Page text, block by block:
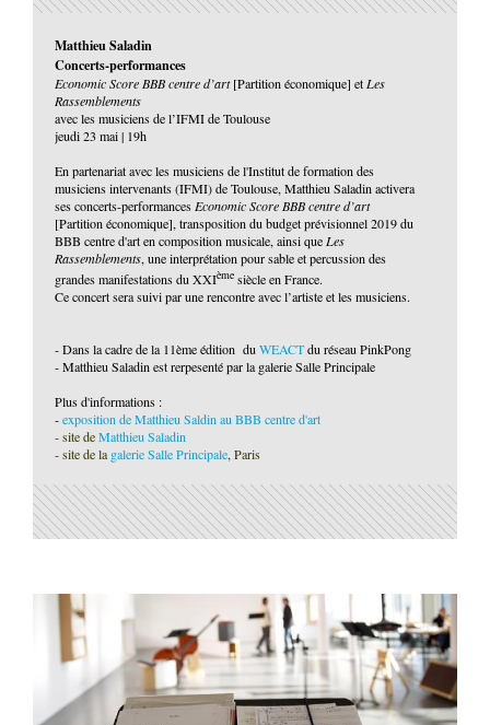
Matthieu Saladin
Concerts-performances
Economic Score BBB centre d’art[Partition économique] et Les
Rassemblements
avec les musiciens de l’IFMI de Toulouse
jeudi 23 mai | 19h
En partenariat avec les musiciens de l'Institut de formation des
musiciens intervenants (IFMI) de Toulouse, Matthieu Saladin activera
ses concerts-performances Economic Score BBB centre d’art
[Partition économique], transposition du budget prévisionnel 2019 du
BBB centre d'art en composition musicale, ainsi que Les
Rassemblements, une interprétation pour sable et percussion des
grandes manifestations du XXIème siècle en France.
Ce concert sera suivi par une rencontre avec l’artiste et les musiciens.
- Dans la cadre de la 11ème édition duWEACTdu réseau PinkPong
- Matthieu Saladin est rerpesenté par la galerie Salle Principale
Plus d'informations :
-exposition de Matthieu Saldin au BBB centre d'art
- site deMatthieu Saladin
- site de la galerie Salle Principale, Paris